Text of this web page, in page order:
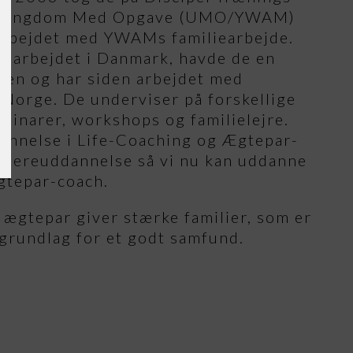
Ungdom Med Opgave (UMO/YWAM)
med YWAMs familiearbejde.
i Danmark, havde de en
og har siden arbejdet med
De underviser på forskellige
workshops og familielejre.
i Life-Coaching og Ægtepar-
så vi nu kan uddanne
coach.
giver stærke familier, som er
for et godt samfund.